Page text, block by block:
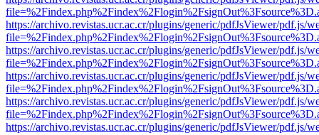
https://archivo.revistas.ucr.ac.cr/plugins/generic/pdfJsViewer/pdf.js/
https://archivo.revistas.ucr.ac.cr/plugins/generic/pdfJsViewer/pdf.js/
https://archivo.revistas.ucr.ac.cr/plugins/generic/pdfJsViewer/pdf.js/
https://archivo.revistas.ucr.ac.cr/plugins/generic/pdfJsViewer/pdf.js/
https://archivo.revistas.ucr.ac.cr/plugins/generic/pdfJsViewer/pdf.js/